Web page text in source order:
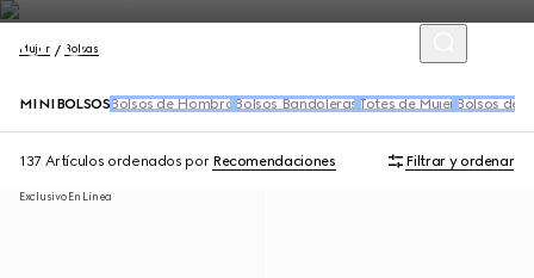
Mujer Bolsas
MINIBOLSOS Bolsos de Hombro Bolsos Bandoleras Totes de Mujer Bolsos de
137 Artículos ordenados por Recomendaciones Filtrar y ordenar
Exclusivo En Línea